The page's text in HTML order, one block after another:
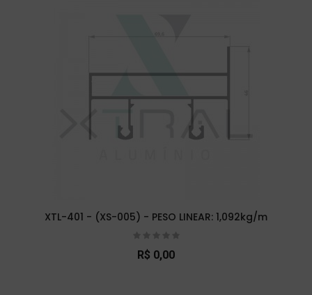
XTL-401 - (XS-005) - PESO LINEAR: 1,092kg/m
R$ 0,00